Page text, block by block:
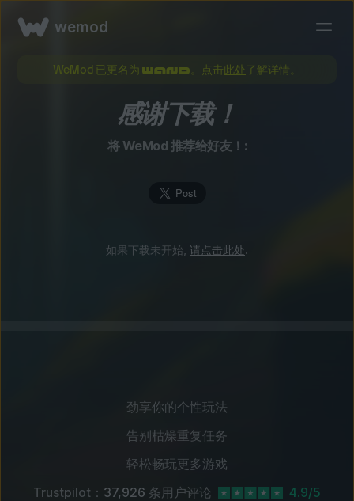
wemod
WeMod 已更名为 。点击此处了解详情。
感谢下载！
将 WeMod 推荐给好友！:
如果下载未开始, 请点击此处.
劲享你的个性玩法
告别枯燥重复任务
轻松畅玩更多游戏
Trustpilot： 37,926 条用户评论 4.9/5